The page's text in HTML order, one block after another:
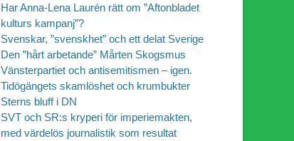
Har Anna-Lena Laurén rätt om ”Aftonbladet
kulturs kampanj”?
Svenskar, ”svenskhet” och ett delat Sverige
Den ”hårt arbetande” Mårten Skogsmus
Vänsterpartiet och antisemitismen – igen.
Tidögängets skamlöshet och krumbukter
Sterns bluff i DN
SVT och SR:s kryperi för imperiemakten,
med värdelös journalistik som resultat